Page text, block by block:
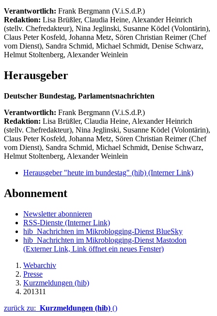
Verantwortlich: Frank Bergmann (V.i.S.d.P.)
Redaktion: Lisa Brüßler, Claudia Heine, Alexander Heinrich
(stellv. Chefredakteur), Nina Jeglinski, Susanne Ködel (Volontärin),
Claus Peter Kosfeld, Johanna Metz, Sören Christian Reimer (Chef
vom Dienst), Sandra Schmid, Michael Schmidt, Denise Schwarz,
Helmut Stoltenberg, Alexander Weinlein
Herausgeber
Deutscher Bundestag, Parlamentsnachrichten
Verantwortlich: Frank Bergmann (V.i.S.d.P.)
Redaktion: Lisa Brüßler, Claudia Heine, Alexander Heinrich
(stellv. Chefredakteur), Nina Jeglinski, Susanne Ködel (Volontärin),
Claus Peter Kosfeld, Johanna Metz, Sören Christian Reimer (Chef
vom Dienst), Sandra Schmid, Michael Schmidt, Denise Schwarz,
Helmut Stoltenberg, Alexander Weinlein
Herausgeber "heute im bundestag" (hib) (Interner Link)
Abonnement
Newsletter abonnieren
RSS-Dienste (Interner Link)
hib_Nachrichten im Mikroblogging-Dienst BlueSky
hib_Nachrichten im Mikroblogging-Dienst Mastodon
(Externer Link, Link öffnet ein neues Fenster)
Webarchiv
Presse
Kurzmeldungen (hib)
201311
zurück zu: Kurzmeldungen (hib) ()